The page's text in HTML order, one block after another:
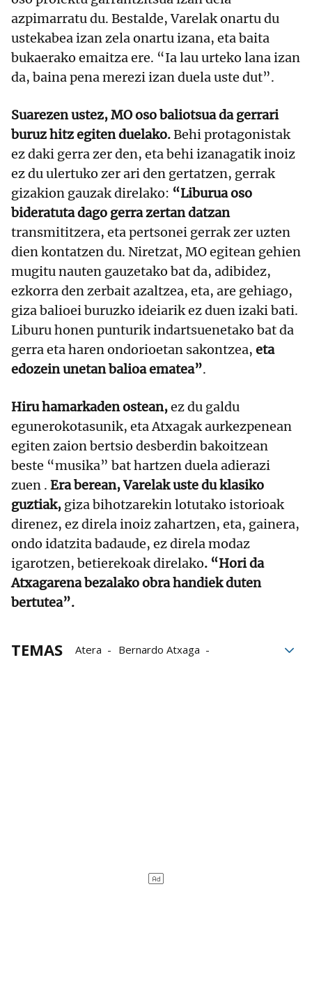
azpimarratu du. Bestalde, Varelak onartu du
ustekabea izan zela onartu izana, eta baita
bukaerako emaitza ere. “Ia lau urteko lana izan
da, baina pena merezi izan duela uste dut”.
Suarezen ustez, MO oso baliotsua da gerrari
buruz hitz egiten duelako.Behi protagonistak
ez daki gerra zer den, eta behi izanagatik inoiz
ez du ulertuko zer ari den gertatzen, gerrak
gizakion gauzak direlako: “Liburua oso
bideratuta dago gerra zertan datzan
transmititzera, eta pertsonei gerrak zer uzten
dien kontatzen du. Niretzat, MO egitean gehien
mugitu nauten gauzetako bat da, adibidez,
ezkorra den zerbait azaltzea, eta, are gehiago,
giza balioei buruzko ideiarik ez duen izaki bati.
Liburu honen punturik indartsuenetako bat da
gerra eta haren ondorioetan sakontzea, eta
edozein unetan balioa ematea”.
Hiru hamarkaden ostean,ez du galdu
egunerokotasunik, eta Atxagak aurkezpenean
egiten zaion bertsio desberdin bakoitzean
beste “musika” bat hartzen duela adierazi
zuen . Era berean, Varelak uste du klasiko
guztiak, giza bihotzarekin lotutako istorioak
direnez, ez direla inoiz zahartzen, eta, gainera,
ondo idatzita badaude, ez direla modaz
igarotzen, betierekoak direlako. “Hori da
Atxagarena bezalako obra handiek duten
bertutea”.
TEMAS Atera
Bernardo Atxaga